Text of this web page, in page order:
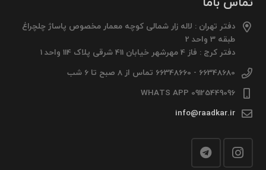
دفتر تهران : لاله زار شمالی کوچه معمار مخصوص پاساژ چلچراغ
طبقه 3 واحد 2
دفتر کرج : فاز 4 مهرشهر خیابان 411 شرقی پلاک 114 واحد 1
66348680 - 66348660 تماس از 8 صبح تا 6 شب
09125449096 WHATS APP
info@raadkar.ir